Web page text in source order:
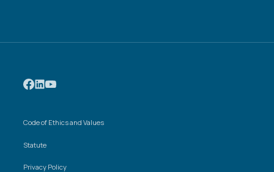
Code of Ethics and Values
Statute
Privacy Policy